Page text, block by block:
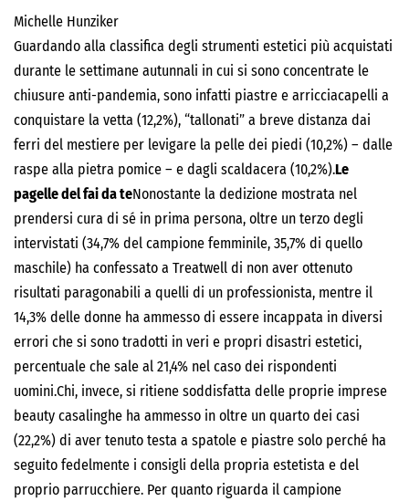
Michelle Hunziker
Guardando alla classifica degli strumenti estetici più acquistati
durante le settimane autunnali in cui si sono concentrate le
chiusure anti-pandemia, sono infatti piastre e arricciacapelli a
conquistare la vetta (12,2%), “tallonati” a breve distanza dai
ferri del mestiere per levigare la pelle dei piedi (10,2%) – dalle
raspe alla pietra pomice – e dagli scaldacera (10,2%).Le
pagelle del fai da teNonostante la dedizione mostrata nel
prendersi cura di sé in prima persona, oltre un terzo degli
intervistati (34,7% del campione femminile, 35,7% di quello
maschile) ha confessato a Treatwell di non aver ottenuto
risultati paragonabili a quelli di un professionista, mentre il
14,3% delle donne ha ammesso di essere incappata in diversi
errori che si sono tradotti in veri e propri disastri estetici,
percentuale che sale al 21,4% nel caso dei rispondenti
uomini.Chi, invece, si ritiene soddisfatta delle proprie imprese
beauty casalinghe ha ammesso in oltre un quarto dei casi
(22,2%) di aver tenuto testa a spatole e piastre solo perché ha
seguito fedelmente i consigli della propria estetista e del
proprio parrucchiere. Per quanto riguarda il campione